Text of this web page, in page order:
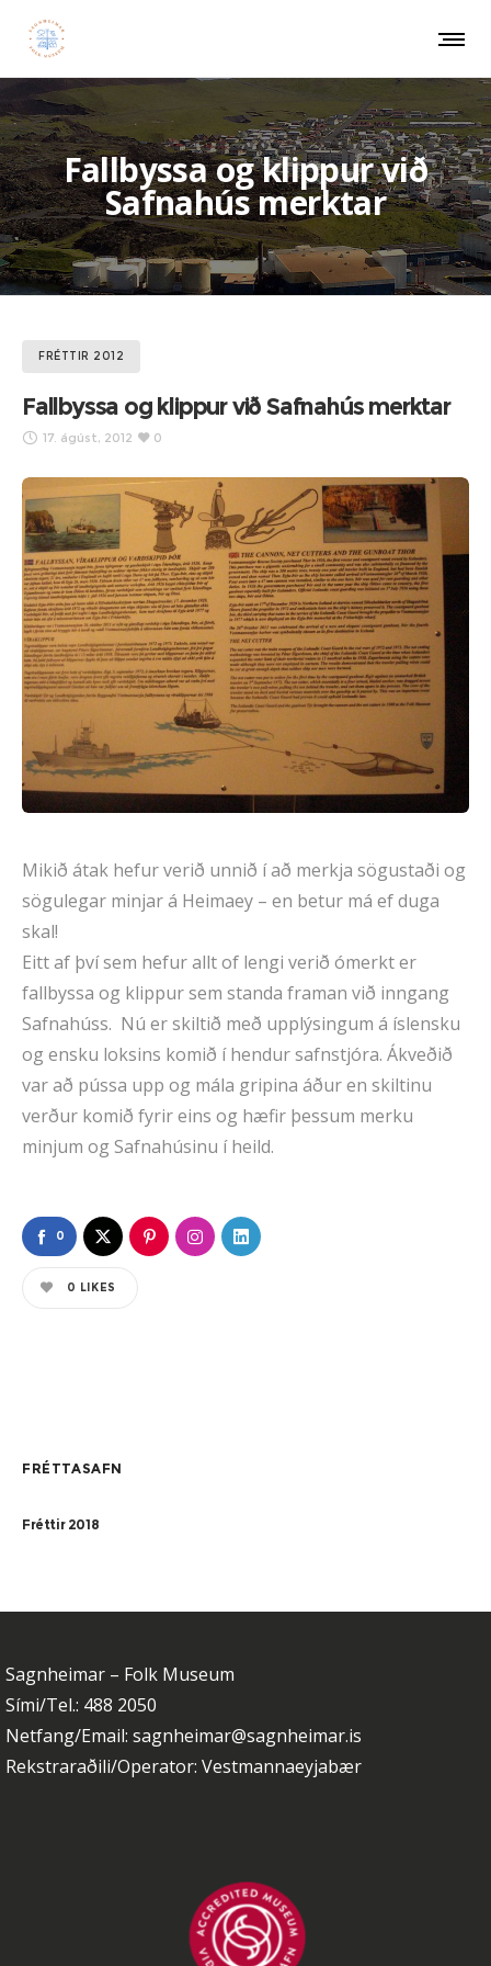
Fallbyssa og klippur við
Safnahús merktar
FRÉTTIR 2012
Fallbyssa og klippur við Safnahús merktar
17. ágúst, 2012 0
Mikið átak hefur verið unnið í að merkja sögustaði og
sögulegar minjar á Heimaey – en betur má ef duga
skal!
Eitt af því sem hefur allt of lengi verið ómerkt er
fallbyssa og klippur sem standa framan við inngang
Safnahúss. Nú er skiltið með upplýsingum á íslensku
og ensku loksins komið í hendur safnstjóra. Ákveðið
var að pússa upp og mála gripina áður en skiltinu
verður komið fyrir eins og hæfir þessum merku
minjum og Safnahúsinu í heild.
0
0 LIKES
FRÉTTASAFN
Fréttir 2018
Sagnheimar – Folk Museum
Sími/Tel.: 488 2050
Netfang/Email: sagnheimar@sagnheimar.is
Rekstraraðili/Operator: Vestmannaeyjabær